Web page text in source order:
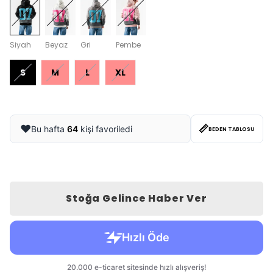
Siyah Beyaz Gri Pembe
S M L XL
❤️Bu hafta 64 kişi favoriledi 📏BEDEN TABLOSU
Stoğa Gelince Haber Ver